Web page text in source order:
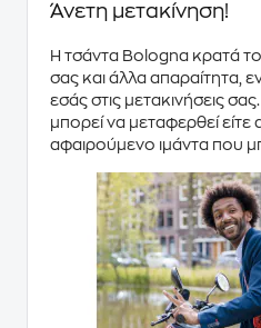
Άνετη μετακίνηση!
Η τσάντα Bologna κρατά
σας και άλλα απαραίτητα,
εσάς στις μετακινήσεις
μπορεί να μεταφερθεί είτε
αφαιρούμενο ιμάντα που